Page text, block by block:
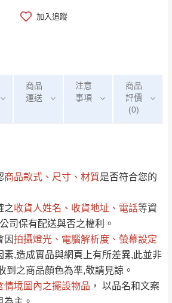
加入追蹤
商品
運送
注意
事項
商品
評價
(0)
商品款式、尺寸、材質是否符合您的
之收貨人姓名、收貨地址、電話等資
司保有配送與否之權利。
因拍攝燈光、電腦解析度、螢幕設定
素,造成實品與網頁上有所差異,此並非
到之商品顏色為準,敬請見諒。
情境圖內之擺設物品 ， 以品名和文案
費 說 明
運送費用
偏遠地區
（請先線上詢問 LINE
→@dershin ）
復興鄉
多，網頁無法及時更新，如有需
，請於出發前來電或到「官方
來信確認商品是否有「現貨」與
存有異常，商家有權取消訂
恕無法更改原設計或客製，敬請
高至低排列
只顯示附上圖片